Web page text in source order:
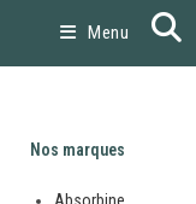
Menu
Nos marques